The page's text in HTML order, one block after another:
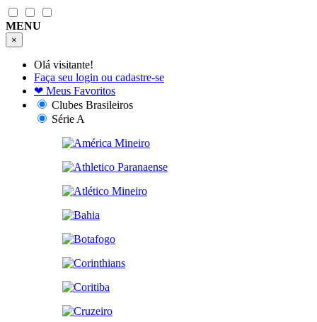
MENU
×
Olá visitante!
Faça seu login ou cadastre-se
❤ Meus Favoritos
Clubes Brasileiros
Série A